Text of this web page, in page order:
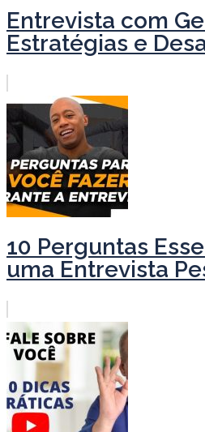
Entrevista com
Estratégias e
10 Perguntas
uma Entrevista